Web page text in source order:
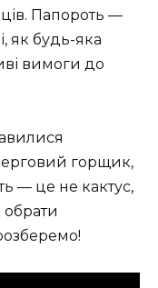
Папороть —
як будь-яка
вимоги до
горщик,
— це не кактус,
обрати